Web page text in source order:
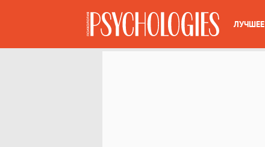
ЛУЧШЕЕ